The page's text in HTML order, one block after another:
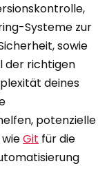
Systeme zur
sowie
der richtigen
deines
potenzielle
Git für die